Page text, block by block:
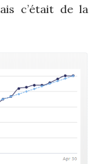
c’était de la